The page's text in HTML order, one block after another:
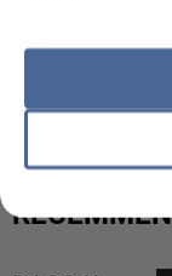
L’UN DES
MAFIA